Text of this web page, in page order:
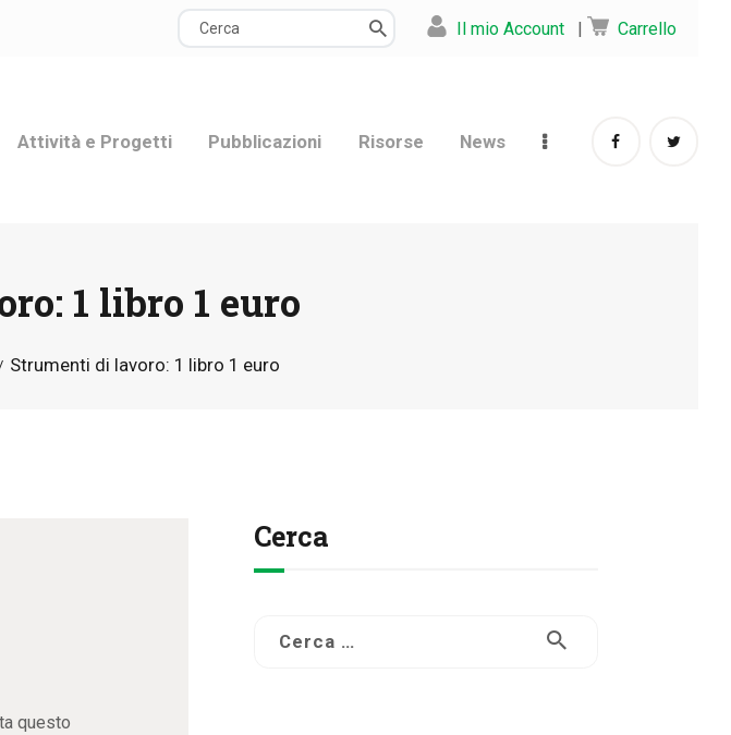
Il mio Account | Carrello
Attività e Progetti Pubblicazioni Risorse News
1 libro 1 euro
Strumenti di lavoro: 1 libro 1 euro
questo
Cerca